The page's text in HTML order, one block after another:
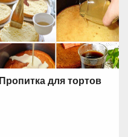
Пропитка для тортов